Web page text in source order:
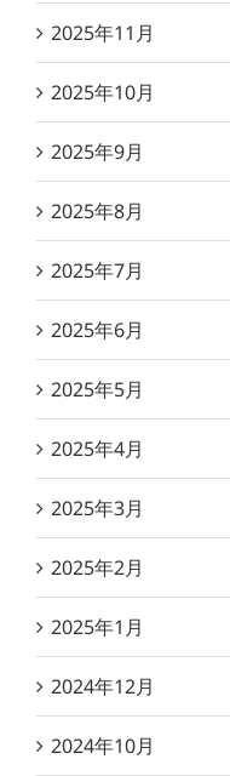
2025年11月
2025年10月
2025年9月
2025年8月
2025年7月
2025年6月
2025年5月
2025年4月
2025年3月
2025年2月
2025年1月
2024年12月
2024年10月